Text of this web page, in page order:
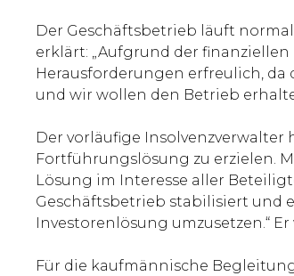
Der Geschäftsbetrieb läuft
erklärt: „Aufgrund der
Herausforderungen erfreulich, da
und wir wollen den Betrieb
Der vorläufige
Fortführungslösung zu erzielen.
Lösung im Interesse aller
Geschäftsbetrieb stabilisiert und
Investorenlösung umzusetzen.“
Für die kaufmännische